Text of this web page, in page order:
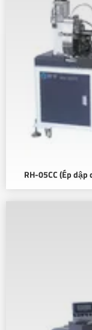
RH-05CC (Ép